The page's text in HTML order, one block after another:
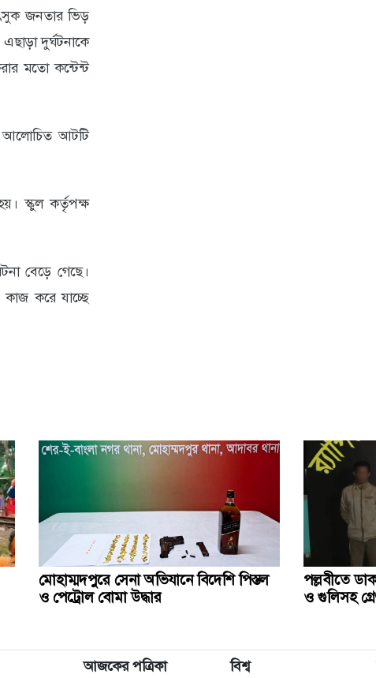
জনতার ভিড়
দুর্ঘটনাকে
মতো কন্টেন্ট
আলোচিত আটটি
স্কুল কর্তৃপক্ষ
বেড়ে গেছে।
করে যাচ্ছে
জানাজায় অংশ নিতে আসা
সাক্ষাৎ
সিলেট স্টেডিয়ামে খালেদা
বেগম খালেদা জিয়ার
মোতায়েন
খালেদা জিয়ার জানাজায়
মোহাম্মদপুরে সেনা অভিযানে বিদেশি পিস্তল
ও পেট্রোল বোমা উদ্ধার
পল্লবীতে
ও গুলিসহ
আজকের পত্রিকা বিশ্ব